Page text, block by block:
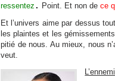
ressentez . Point. Et non de ce
Et l’univers aime par dessus
les plaintes et les
pitié de nous. Au mieux, nous
veut.